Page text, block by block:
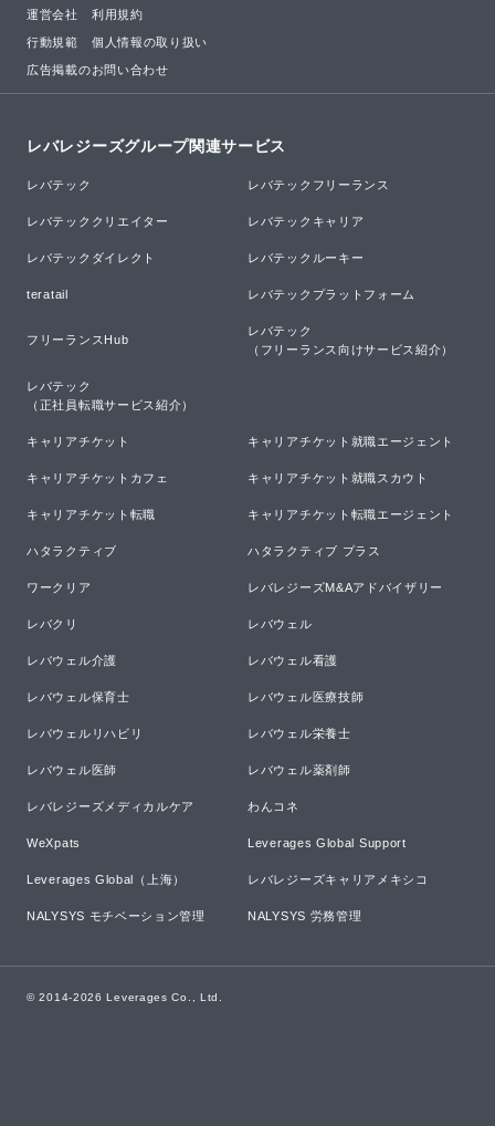
運営会社 利用規約
行動規範 個人情報の取り扱い
広告掲載のお問い合わせ
レバレジーズグループ関連サービス
レバテック レバテックフリーランス
レバテッククリエイター レバテックキャリア
レバテックダイレクト レバテックルーキー
teratail レバテックプラットフォーム
フリーランスHub
レバテック
（フリーランス向けサービス紹介）
レバテック
（正社員転職サービス紹介）
キャリアチケット キャリアチケット就職エージェント
キャリアチケットカフェ キャリアチケット就職スカウト
キャリアチケット転職 キャリアチケット転職エージェント
ハタラクティブ ハタラクティブ プラス
ワークリア レバレジーズM&Aアドバイザリー
レバクリ レバウェル
レバウェル介護 レバウェル看護
レバウェル保育士 レバウェル医療技師
レバウェルリハビリ レバウェル栄養士
レバウェル医師 レバウェル薬剤師
レバレジーズメディカルケア わんコネ
WeXpats Leverages Global Support
Leverages Global（上海） レバレジーズキャリアメキシコ
NALYSYS モチベーション管理 NALYSYS 労務管理
© 2014-2026 Leverages Co., Ltd.